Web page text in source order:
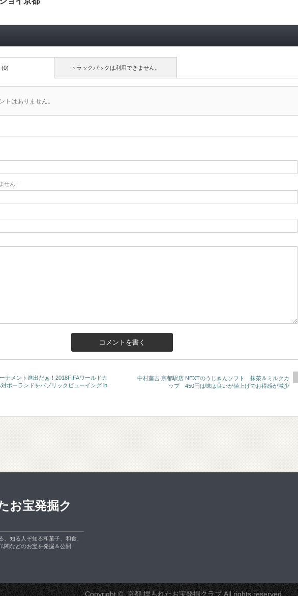
トラックバックは利用できません。
(0)
トはありません。
せん -
ナメント進出だぁ！2018FIFAワールドカ
ポーランドをパブリックビューイング in
中村藤吉 京都駅店 NEXTのうじきんソフト 抹茶＆ミルクカ
ップ 450円は味は良いが値上げでお得感が減少
お宝発掘ク
、知る人ぞ知る和菓子、和食、
閣などのお宝を発掘＆公開
Copyright ©京都 埋もれたお宝発掘クラブAll rights reserved.